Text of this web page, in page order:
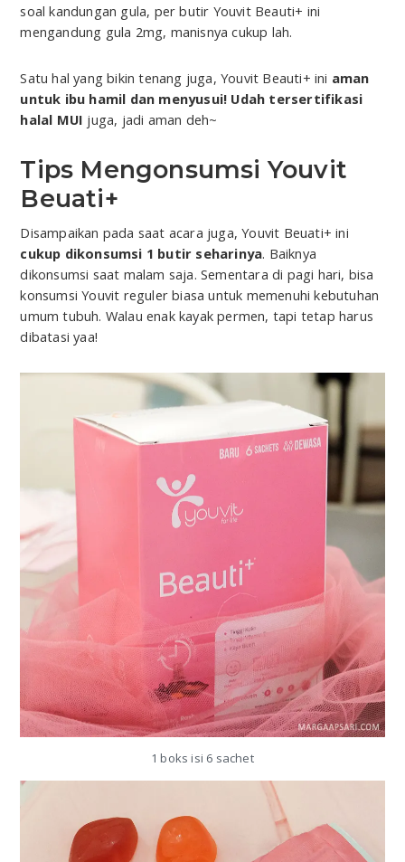
soal kandungan gula, per butir Youvit Beauti+ ini
mengandung gula 2mg, manisnya cukup lah.
Satu hal yang bikin tenang juga, Youvit Beauti+ ini aman
untuk ibu hamil dan menyusui! Udah tersertifikasi
halal MUI juga, jadi aman deh~
Tips Mengonsumsi Youvit
Beuati+
Disampaikan pada saat acara juga, Youvit Beuati+ ini
cukup dikonsumsi 1 butir seharinya. Baiknya
dikonsumsi saat malam saja. Sementara di pagi hari, bisa
konsumsi Youvit reguler biasa untuk memenuhi kebutuhan
umum tubuh. Walau enak kayak permen, tapi tetap harus
dibatasi yaa!
1 boks isi 6 sachet